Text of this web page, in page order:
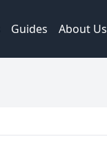
Guides About Us